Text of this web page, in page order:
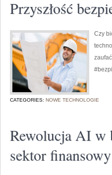
Przyszłość
Czy
CATEGORIES: NOWE TECHNOLOGIE
Rewolucja AI w
sektor finansowy